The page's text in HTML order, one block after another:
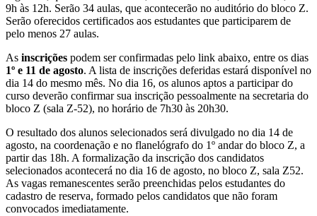
9h às 12h. Serão 34 aulas, que acontecerão no auditório do bloco Z.
Serão oferecidos certificados aos estudantes que participarem de
pelo menos 27 aulas.
As inscrições podem ser confirmadas pelo link abaixo, entre os dias
1º e 11 de agosto. A lista de inscrições deferidas estará disponível no
dia 14 do mesmo mês. No dia 16, os alunos aptos a participar do
curso deverão confirmar sua inscrição pessoalmente na secretaria do
bloco Z (sala Z-52), no horário de 7h30 às 20h30.
O resultado dos alunos selecionados será divulgado no dia 14 de
agosto, na coordenação e no flanelógrafo do 1º andar do bloco Z, a
partir das 18h. A formalização da inscrição dos candidatos
selecionados acontecerá no dia 16 de agosto, no bloco Z, sala Z52.
As vagas remanescentes serão preenchidas pelos estudantes do
cadastro de reserva, formado pelos candidatos que não foram
convocados imediatamente.